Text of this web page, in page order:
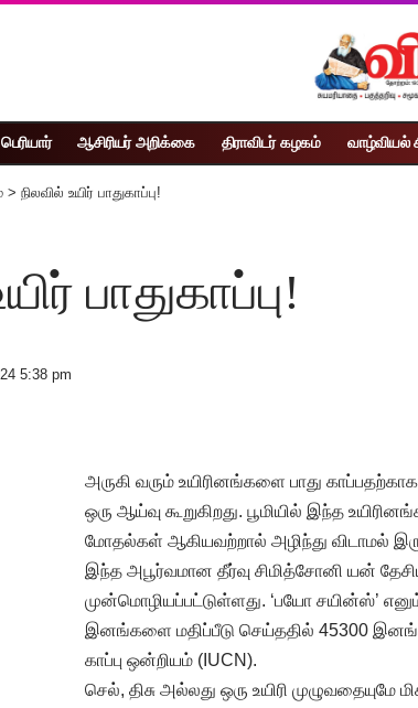
ஆசிரியர் அறிக்கை திராவிடர் கழகம் வாழ்வியல்
> நிலவில் உயிர் பாதுகாப்பு!
பாதுகாப்பு!
5:38 pm
அருகி வரும் உயிரினங்களை பாது
ஒரு ஆய்வு கூறுகிறது. பூமியில் இந்த
மோதல்கள் ஆகியவற்றால் அழிந்து விடாமல்
இந்த அபூர்வமான தீர்வு சிமித்சோனி யன்
முன்மொழியப்பட்டுள்ளது. ‘பயோ சயின்ஸ்’
இனங்களை மதிப்பீடு செய்ததில் 45300
காப்பு ஒன்றியம் (IUCN).
செல், திசு அல்லது ஒரு உயிரி